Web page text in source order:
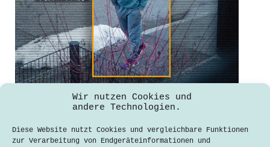
Wir nutzen Cookies und
andere Technologien.
Diese Website nutzt Cookies und vergleichbare Funktionen
zur Verarbeitung von Endgeräteinformationen und
Chinas Überwachungsstaat: Die
Schattenseiten des technologischen
rabinovi
8. Februar 2024